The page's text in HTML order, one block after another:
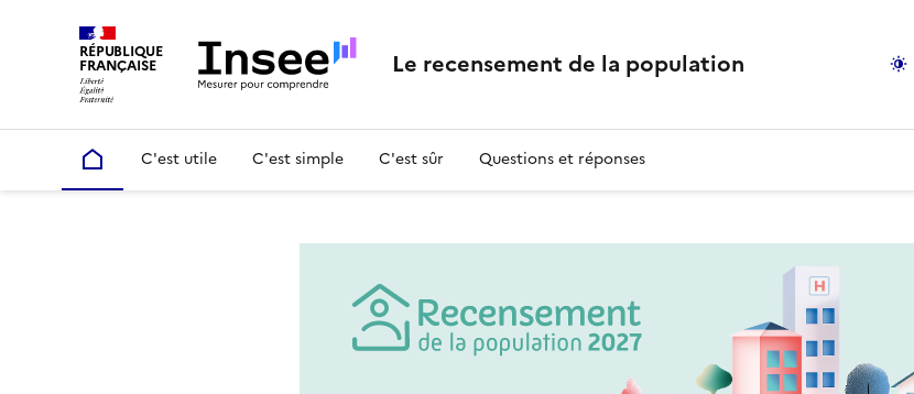
RÉPUBLIQUE
FRANÇAISE Le recensement de la population
Accueil C'est utile C'est simple C'est sûr Questions et réponses